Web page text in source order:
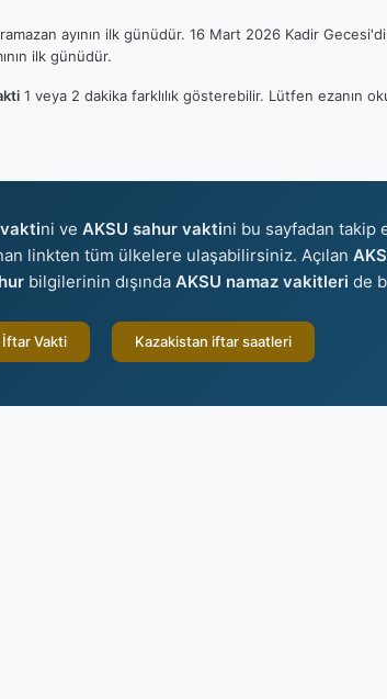
ayının ilk günüdür. 16 Mart 2026 Kadir
ilk günüdür.
1 veya 2 dakika farklılık gösterebilir. Lütfen ezanın
ni ve AKSU sahur vaktini bu sayfadan takip
linkten tüm ülkelere ulaşabilirsiniz. Açılan
bilgilerinin dışında AKSU namaz vakitleri de
Vakti Kazakistan iftar saatleri